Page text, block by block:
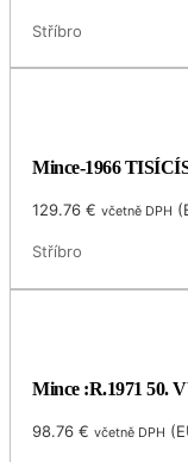
Stříbro
Mince-1966
129.76€ včetně DPH (
Stříbro
Mince :R.1971 50.
98.76€ včetně DPH (